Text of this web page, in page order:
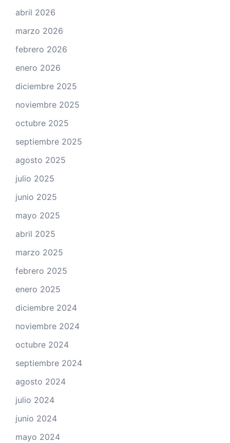
abril 2026
marzo 2026
febrero 2026
enero 2026
diciembre 2025
noviembre 2025
octubre 2025
septiembre 2025
agosto 2025
julio 2025
junio 2025
mayo 2025
abril 2025
marzo 2025
febrero 2025
enero 2025
diciembre 2024
noviembre 2024
octubre 2024
septiembre 2024
agosto 2024
julio 2024
junio 2024
mayo 2024